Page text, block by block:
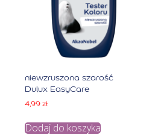
niewzruszona szarość
Dulux EasyCare
4,99zł
Dodaj do koszyka